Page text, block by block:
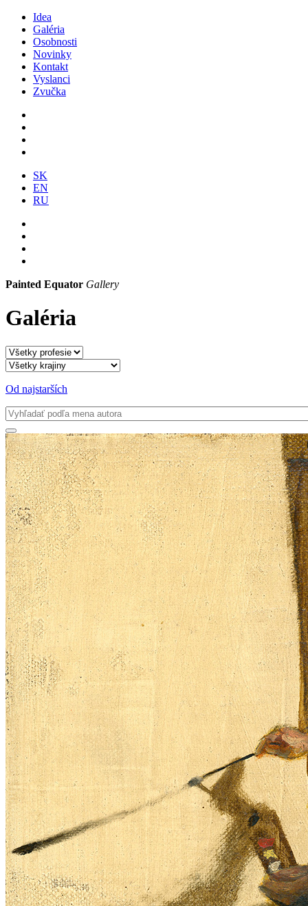
Idea
Galéria
Osobnosti
Novinky
Kontakt
Vyslanci
Zvučka
SK
EN
RU
Painted Equator Gallery
Galéria
Od najstarších